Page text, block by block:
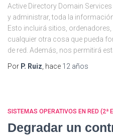
Active Directory Domain
y administrar, toda la
Esto incluirá sitios,
cualquier otra cosa que pueda
de red. Además, nos permitirá
Por P. Ruiz , hace 12 años
SISTEMAS OPERATIVOS EN RED (2ª
Degradar un